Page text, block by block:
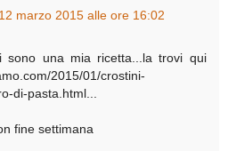
12 marzo 2015 alle ore 16:02
sono una mia ricetta...la trovi qui
2015/01/crostini-
di-pasta.html...
fine settimana